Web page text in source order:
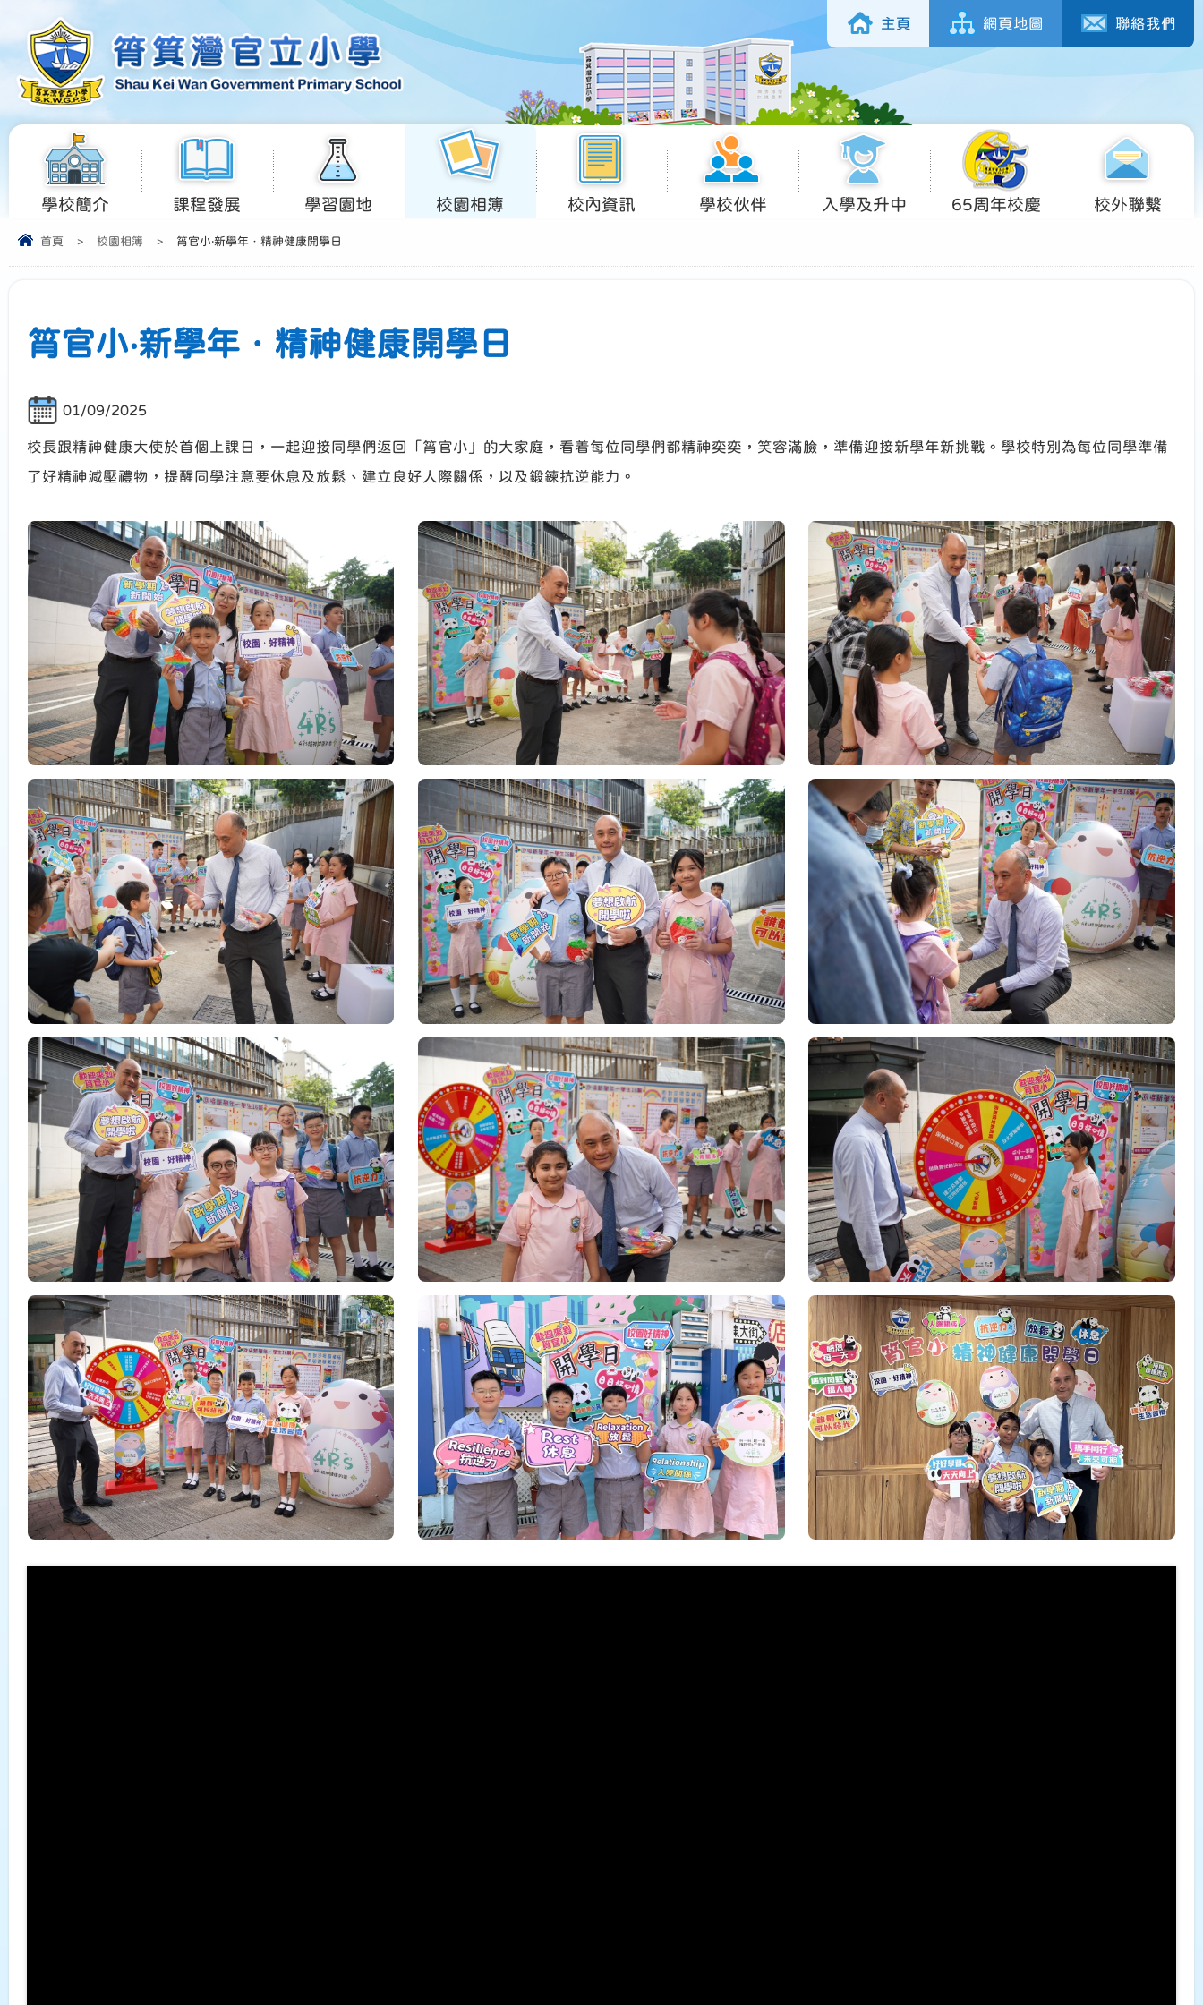
主頁 網頁地圖 聯絡我們
學校簡介 課程發展 學習園地 校園相簿 校內資訊 學校伙伴 入學及升中 65周年校慶 校外聯繫
首頁 > 校園相簿 > 筲官小‧新學年．精神健康開學日
筲官小‧新學年．精神健康開學日
01/09/2025
校長跟精神健康大使於首個上課日，一起迎接同學們返回「筲官小」的大家庭，看着每位同學們都精神奕奕，笑容滿臉，準備迎接新學年新挑戰。學校特別為每位同學準備
了好精神減壓禮物，提醒同學注意要休息及放鬆、建立良好人際關係，以及鍛鍊抗逆能力。